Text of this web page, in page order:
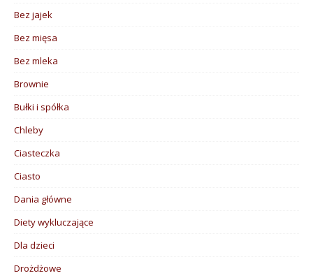
Bez jajek
Bez mięsa
Bez mleka
Brownie
Bułki i spółka
Chleby
Ciasteczka
Ciasto
Dania główne
Diety wykluczające
Dla dzieci
Drożdżowe